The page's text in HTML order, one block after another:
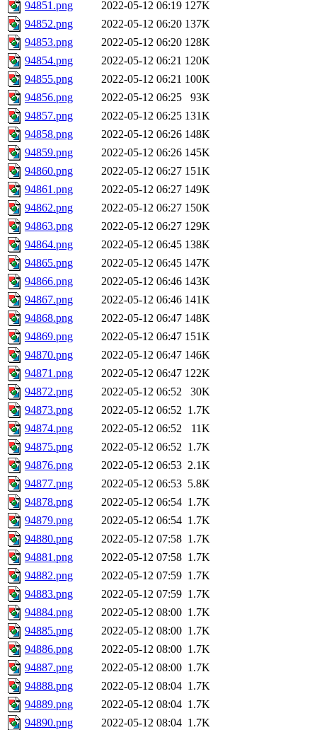
94851.png 2022-05-12 06:19 127K
94852.png
2022-05-12 06:20 137K
94853.png
2022-05-12 06:20 128K
94854.png
2022-05-12 06:21 120K
94855.png
2022-05-12 06:21 100K
94856.png
2022-05-12 06:25
93K
94857.png
2022-05-12 06:25 131K
94858.png
2022-05-12 06:26 148K
94859.png
2022-05-12 06:26 145K
94860.png
2022-05-12 06:27 151K
94861.png
2022-05-12 06:27 149K
94862.png
2022-05-12 06:27 150K
94863.png
2022-05-12 06:27 129K
94864.png
2022-05-12 06:45 138K
94865.png
2022-05-12 06:45 147K
94866.png
2022-05-12 06:46 143K
94867.png
2022-05-12 06:46 141K
94868.png
2022-05-12 06:47 148K
94869.png
2022-05-12 06:47 151K
94870.png
2022-05-12 06:47 146K
94871.png
2022-05-12 06:47 122K
94872.png
2022-05-12 06:52
30K
94873.png
2022-05-12 06:52 1.7K
94874.png
2022-05-12 06:52
11K
94875.png
2022-05-12 06:52 1.7K
94876.png
2022-05-12 06:53 2.1K
94877.png
2022-05-12 06:53 5.8K
94878.png
2022-05-12 06:54 1.7K
94879.png
2022-05-12 06:54 1.7K
94880.png
2022-05-12 07:58 1.7K
94881.png
2022-05-12 07:58 1.7K
94882.png
2022-05-12 07:59 1.7K
94883.png
2022-05-12 07:59 1.7K
94884.png
2022-05-12 08:00 1.7K
94885.png
2022-05-12 08:00 1.7K
94886.png
2022-05-12 08:00 1.7K
94887.png
2022-05-12 08:00 1.7K
94888.png
2022-05-12 08:04 1.7K
94889.png
2022-05-12 08:04 1.7K
94890.png
2022-05-12 08:04 1.7K